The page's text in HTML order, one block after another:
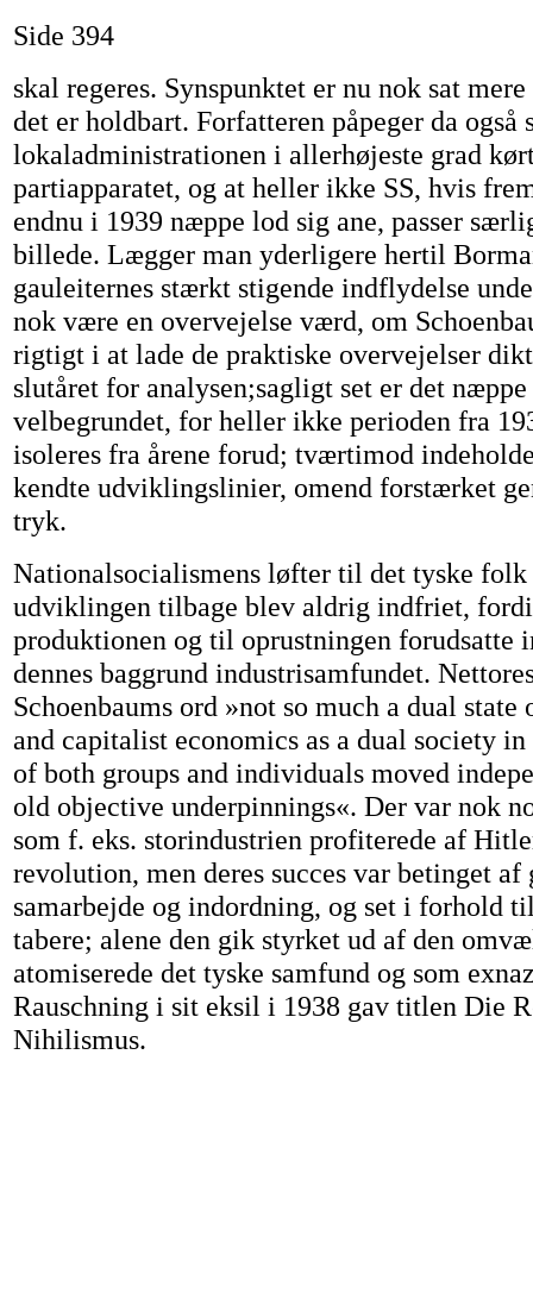
Side 394
skal regeres. Synspunktet er nu nok sat
det er holdbart. Forfatteren påpeger da også
lokaladministrationen i allerhøjeste grad
partiapparatet, og at heller ikke SS, hvis
endnu i 1939 næppe lod sig ane, passer
billede. Lægger man yderligere hertil
gauleiternes stærkt stigende indflydelse
nok være en overvejelse værd, om
rigtigt i at lade de praktiske overvejelser
slutåret for analysen;sagligt set er det
velbegrundet, for heller ikke perioden fra
isoleres fra årene forud; tværtimod
kendte udviklingslinier, omend forstærket
tryk.
Nationalsocialismens løfter til det tyske
udviklingen tilbage blev aldrig indfriet,
produktionen og til oprustningen forudsatte
dennes baggrund industrisamfundet.
Schoenbaums ord »not so much a dual
and capitalist economics as a dual society
of both groups and individuals moved
old objective underpinnings«. Der var nok
som f. eks. storindustrien profiterede af
revolution, men deres succes var betinget af
samarbejde og indordning, og set i forhold
tabere; alene den gik styrket ud af den
atomiserede det tyske samfund og som
Rauschning i sit eksil i 1938 gav titlen Die
Nihilismus.